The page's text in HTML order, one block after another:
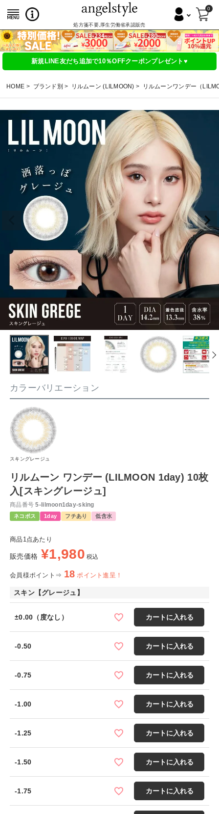
処方箋不要,厚生労働省承認販売
0
新規LINE友だち追加で10％OFFクーポンプレゼント♥
HOME ブランド別 リルムーン (LILMOON) リルムーンワンデー（
カラーバリエーション
スキングレージュ
リルムーン ワンデー (LILMOON 1day) 10枚
入[スキングレージュ]
商品番号 5-lilmoon1day-sking
ネコポス 1day フチあり 低含水
商品1点あたり
販売価格 ¥1,980 税込
会員様ポイント⇒ 18 ポイント進呈！
スキン【グレージュ】
±0.00（度なし） カートに入れる
-0.50 カートに入れる
-0.75 カートに入れる
-1.00 カートに入れる
-1.25 カートに入れる
-1.50 カートに入れる
-1.75 カートに入れる